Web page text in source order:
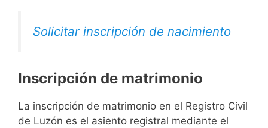
Solicitar inscripción de nacimiento
Inscripción de matrimonio
La inscripción de matrimonio en el Registro Civil
de Luzón es el asiento registral mediante el